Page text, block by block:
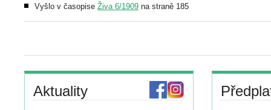
Vyšlo v časopise Živa 6/1909 na straně 185
Aktuality